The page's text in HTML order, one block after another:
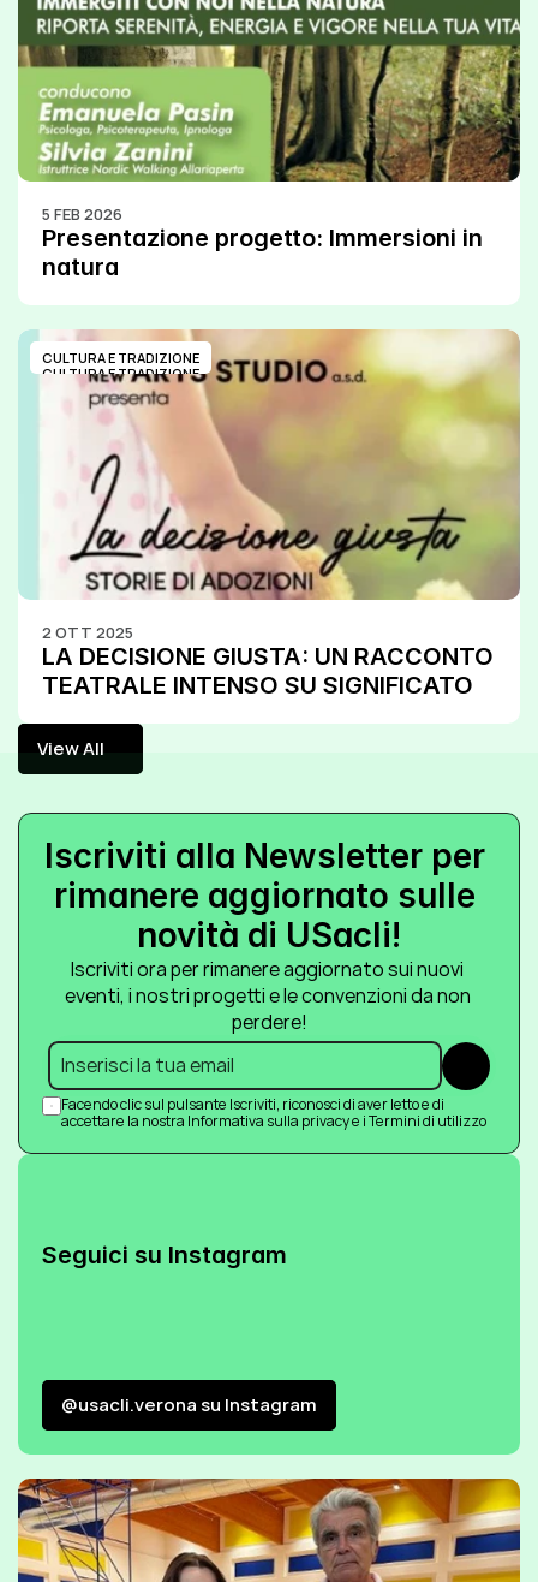
5 FEB 2026
Presentazione progetto: Immersioni in
natura
CULTURA E TRADIZIONE
CULTURA E TRADIZIONE
2 OTT 2025
LA DECISIONE GIUSTA: UN RACCONTO
TEATRALE INTENSO SU SIGNIFICATO
View All
View All
Iscriviti alla Newsletter per
rimanere aggiornato sulle
novità di USacli!
Iscriviti ora per rimanere aggiornato sui nuovi
eventi, i nostri progetti e le convenzioni da non
perdere!
Submit
Facendo clic sul pulsante Iscriviti, riconosci di aver letto e di
accettare la nostra Informativa sulla privacy e i Termini di utilizzo
Seguici su Instagram
@usacli.verona su Instagram
@usacli.verona su Instagram